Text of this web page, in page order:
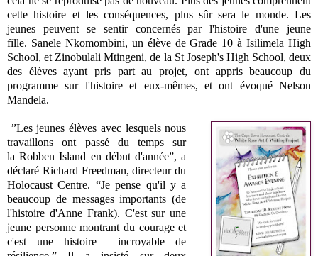
cette histoire et les conséquences, plus sûr sera le monde. Les
jeunes peuvent se sentir concernés par l'histoire d'une jeune
fille. Sanele Nkomombini, un élève de Grade 10 à Isilimela High
School, et Zinobulali Mtingeni, de la St Joseph's High School, deux
des élèves ayant pris part au projet, ont appris beaucoup du
programme sur l'histoire et eux-mêmes, et ont évoqué Nelson
Mandela.
”Les jeunes élèves avec lesquels nous
travaillons ont passé du temps sur
la Robben Island en début d'année”, a
déclaré Richard Freedman, directeur du
Holocaust Centre. “Je pense qu'il y a
beaucoup de messages importants (de
l'histoire d'Anne Frank). C'est sur une
jeune personne montrant du courage et
c'est une histoire incroyable de